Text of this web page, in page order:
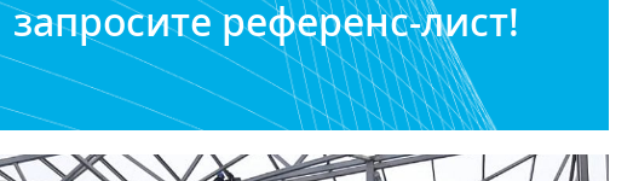
Холодильная откатная дверь 1 шт.
запросите референс-лист!